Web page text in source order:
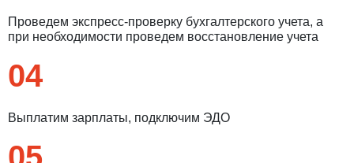
Проведем экспресс-проверку бухгалтерского учета, а
при необходимости проведем восстановление учета
04
Выплатим зарплаты, подключим ЭДО